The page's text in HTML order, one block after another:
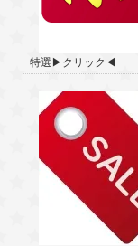
特選▶クリック◀